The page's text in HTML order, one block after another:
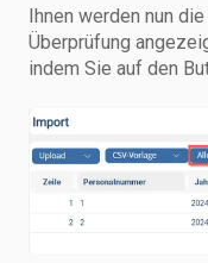
Ihnen werden nun
Überprüfung
indem Sie auf den